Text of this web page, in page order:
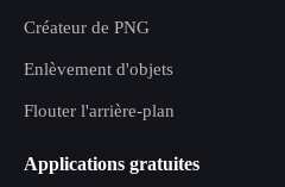
Créateur de PNG
Enlèvement d'objets
Flouter l'arrière-plan
Applications gratuites